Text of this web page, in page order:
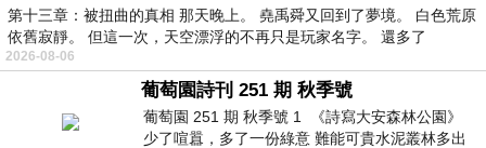
第十三章：被扭曲的真相 那天晚上。 堯禹舜又回到了夢境。 白色荒原
依舊寂靜。 但這一次，天空漂浮的不再只是玩家名字。 還多了
2026-08-06
葡萄園詩刊 251 期 秋季號
葡萄園 251 期 秋季號 1 《詩寫大安森林公園》
少了喧囂，多了一份綠意 難能可貴水泥叢林多出